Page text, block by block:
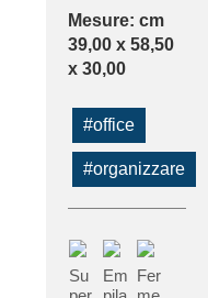
Mesure: cm
39,00 x 58,50
x 30,00
#office
#organizzare
Su
Em Fer